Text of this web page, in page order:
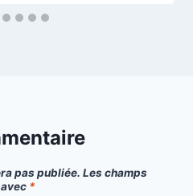
pas publiée. Les champs
*